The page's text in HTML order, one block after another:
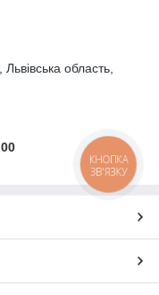
область,
КНОПКА
ЗВ'ЯЗКУ